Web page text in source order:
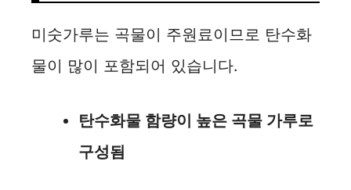
미숫가루는 곡물이 주원료이므로 탄수화
물이 많이 포함되어 있습니다.
탄수화물 함량이 높은 곡물 가루로
구성됨